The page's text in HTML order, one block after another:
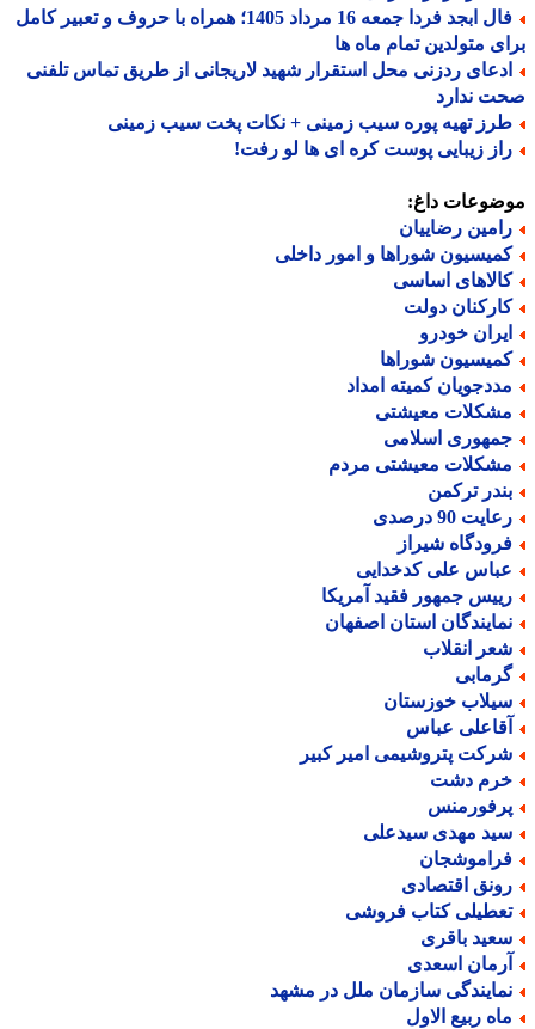
فال ابجد فردا جمعه 16 مرداد 1405؛ همراه با حروف و تعبیر کامل
متولدین تمام ماه ها
ردزنی محل استقرار شهید لاریجانی از طریق تماس تلفنی
ندارد
تهیه پوره سیب زمینی + نکات پخت سیب زمینی
زیبایی پوست کره ای ها لو رفت!
داغ:
رضاییان
شوراها و امور داخلی
اساسی
دولت
خودرو
شوراها
کمیته امداد
معیشتی
اسلامی
معیشتی مردم
ترکمن
90 درصدی
شیراز
علی کدخدایی
جمهور فقید آمریکا
استان اصفهان
انقلاب
خوزستان
عباس
پتروشیمی امیر کبیر
دشت
مهدی سیدعلی
اقتصادی
کتاب فروشی
باقری
اسعدی
سازمان ملل در مشهد
ربیع الاول